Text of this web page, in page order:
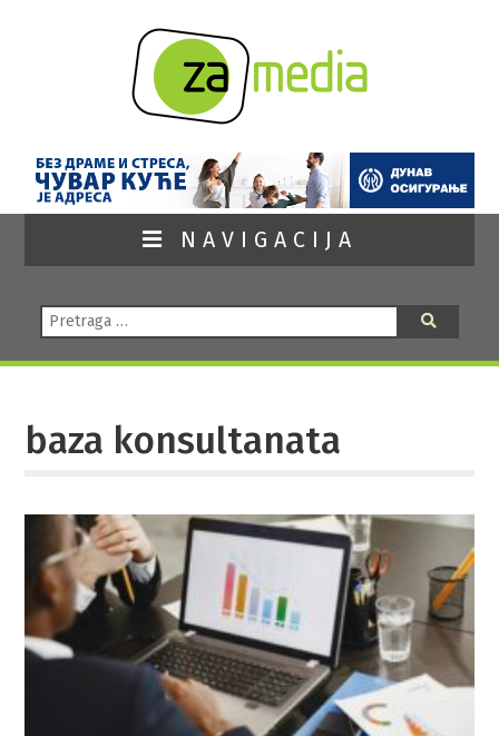
NAVIGACIJA
Pretraga:
baza konsultanata